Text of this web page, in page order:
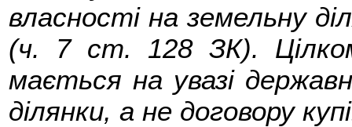
власності на земельну
(ч. 7 ст. 128 ЗК).
мається на увазі
ділянки, а не договору